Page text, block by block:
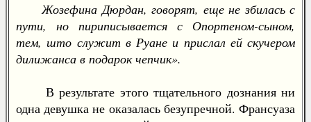
Жозефина Дюрдан, говорят, еще не збилась с
пути, но пириписывается с Опортеном-сыном,
тем, што служит в Руане и прислал ей скучером
дилижанса в подарок чепчик».
В результате этого тщательного дознания ни
одна девушка не оказалась безупречной. Франсуаза